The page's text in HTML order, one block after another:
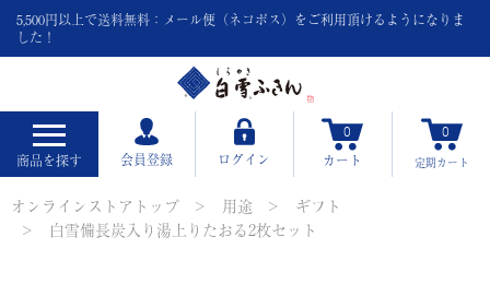
5,500円以上で送料無料：メール便（ネコポス）をご利用頂けるようになりま
した！
商品を探す 会員登録 ログイン
0
カート
0
定期カート
オンラインストアトップ 用途
ギフト
白雪備長炭入り湯上りたおる2枚セット